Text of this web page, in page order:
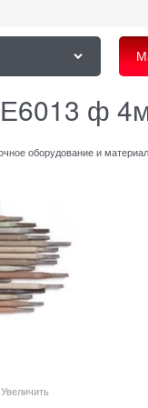
ф
оборудование и
Увеличить